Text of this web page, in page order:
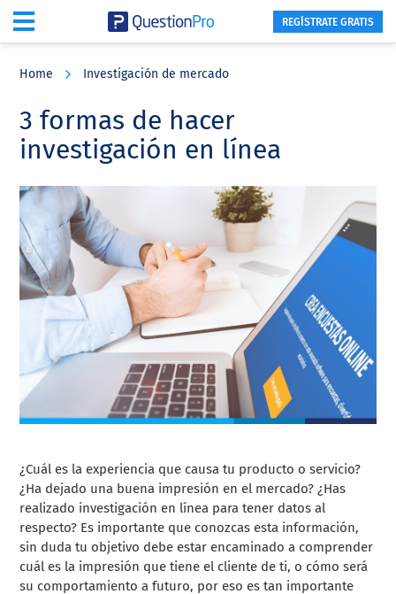
content
sidebar
REGÍSTRATE GRATIS
Home Investigación de mercado
3 formas de hacer
investigación en línea
¿Cuál es la experiencia que causa tu producto o servicio?
¿Ha dejado una buena impresión en el mercado? ¿Has
realizado investigación en línea para tener datos al
respecto? Es importante que conozcas esta información,
sin duda tu objetivo debe estar encaminado a comprender
cuál es la impresión que tiene el cliente de ti, o cómo será
su comportamiento a futuro, por eso es tan importante